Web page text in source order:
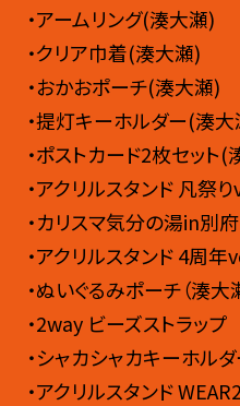
・アームリング(湊大瀬)
・クリア巾着(湊大瀬)
・おかおポーチ(湊大瀬)
・提灯キーホルダー(湊
・ポストカード2枚セット
・アクリルスタンド 凡祭
・カリスマ気分の湯in別府
・アクリルスタンド 4周年
・ぬいぐるみポーチ（湊大
・2way ビーズストラップ
・シャカシャカキーホルダ
・アクリルスタンド